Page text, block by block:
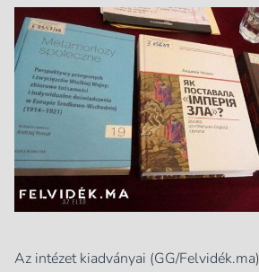
Az intézet kiadványai (GG/Felvidék.ma)